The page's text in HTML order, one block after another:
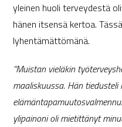
yleinen huoli terveydestä
hänen itsensä kertoa.
lyhentämättömänä.
”Muistan vieläkin
maaliskuussa. Hän
ylipainoni oli mietittänyt